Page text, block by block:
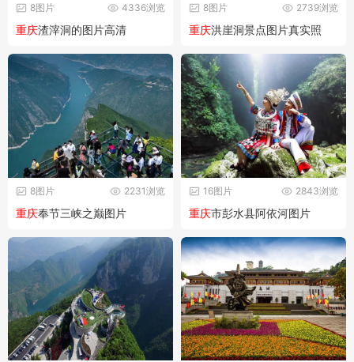
4336浏览
8图片
重庆渣滓洞的图片高清
2739浏览
8图片
重庆洪崖洞景点图片真实照
2231浏览
8图片
重庆奉节三峡之巅图片
2843浏览
16图片
重庆市彭水县阿依河图片